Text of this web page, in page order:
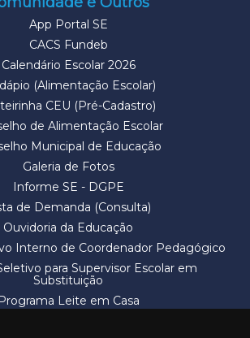
App Portal SE
CACS Fundeb
Calendário Escolar 2026
(Alimentação Escolar)
CEU (Pré-Cadastro)
de Alimentação Escolar
Municipal de Educação
Galeria de Fotos
Informe SE - DGPE
de Demanda (Consulta)
Ouvidoria da Educação
Interno de Coordenador Pedagógico
para Supervisor Escolar em
Substituição
Programa Leite em Casa